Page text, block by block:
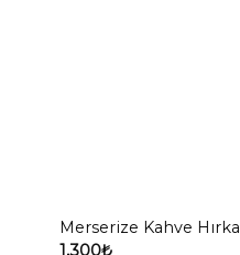
Merserize Kahve Hırka
1,300₺